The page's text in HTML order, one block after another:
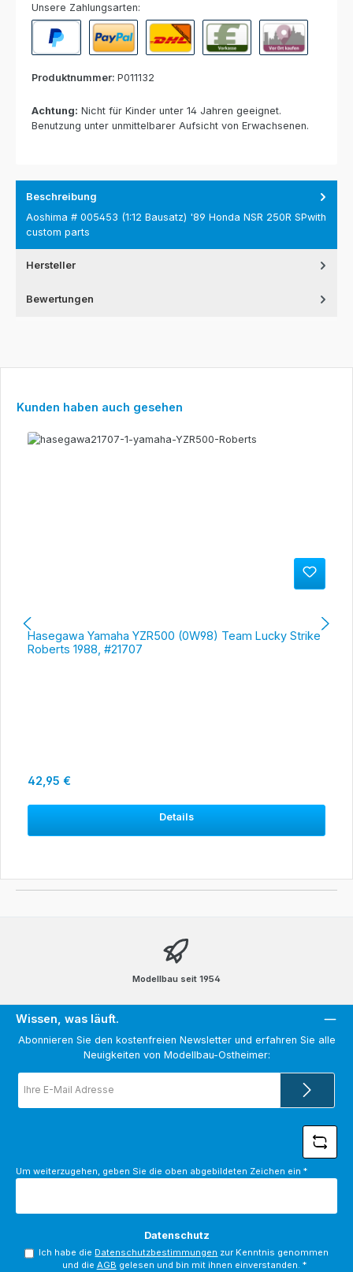
Unsere Zahlungsarten:
Produktnummer: P011132
Achtung: Nicht für Kinder unter 14 Jahren geeignet.
Benutzung unter unmittelbarer Aufsicht von Erwachsenen.
Beschreibung
Aoshima # 005453 (1:12 Bausatz) '89 Honda NSR 250R SPwith
custom parts
Hersteller
Bewertungen
Produktgalerie überspringen
Kunden haben auch gesehen
Hasegawa Yamaha YZR500 (0W98) Team Lucky Strike
Roberts 1988, #21707
Regulärer Preis:
42,95 €
Details
Modellbau seit 1954
Wissen, was läuft.
Abonnieren Sie den kostenfreien Newsletter und erfahren Sie alle
Neuigkeiten von Modellbau-Ostheimer:
Mail-
Um weiterzugehen, geben Sie die oben abgebildeten Zeichen ein *
Datenschutz
Ich habe die Datenschutzbestimmungen zur Kenntnis genommen
und die AGB gelesen und bin mit ihnen einverstanden. *